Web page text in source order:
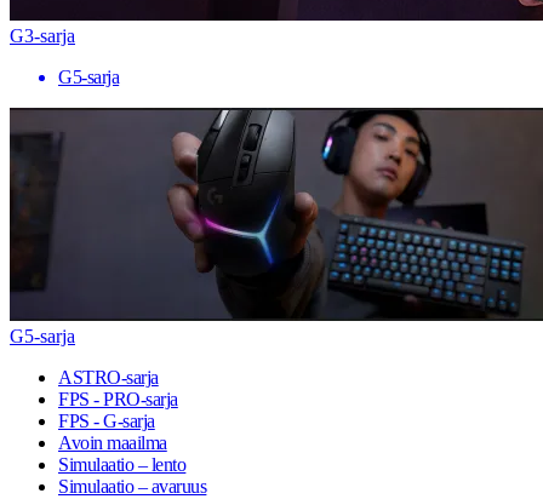
G3-sarja
G5-sarja
G5-sarja
ASTRO-sarja
FPS - PRO-sarja
FPS - G-sarja
Avoin maailma
Simulaatio – lento
Simulaatio – avaruus